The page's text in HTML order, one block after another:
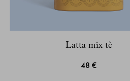
Latta mix tè
48 €